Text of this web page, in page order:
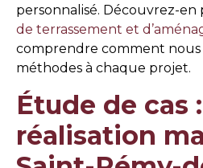
personnalisé. Découvrez-en
de terrassement et
comprendre comment nous
méthodes à chaque projet.
Étude de cas
réalisation